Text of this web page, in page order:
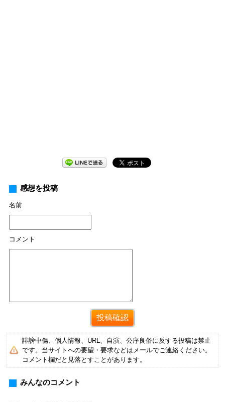
感想を投稿
名前
コメント
誹謗中傷、個人情報、URL、自演、公序良俗に反する投稿は禁止
です。当サイトへの要望・要求などはメールでご連絡ください。
コメント欄だと見落とすことがあります。
みんなのコメント